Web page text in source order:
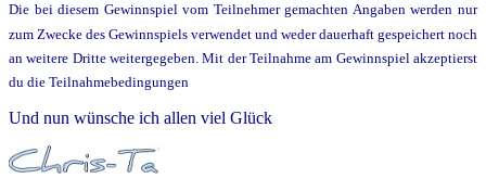
Die bei diesem Gewinnspiel vom Teilnehmer gemachten Angaben werden nur
zum Zwecke des Gewinnspiels verwendet und weder dauerhaft gespeichert noch
an weitere Dritte weitergegeben. Mit der Teilnahme am Gewinnspiel akzeptierst
du die Teilnahmebedingungen
Und nun wünsche ich allen viel Glück